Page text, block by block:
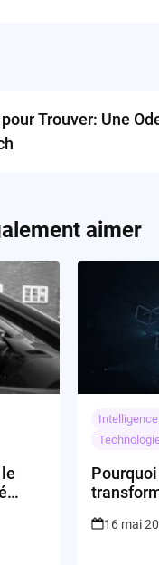
Trouver: Une
aimer
16 mai